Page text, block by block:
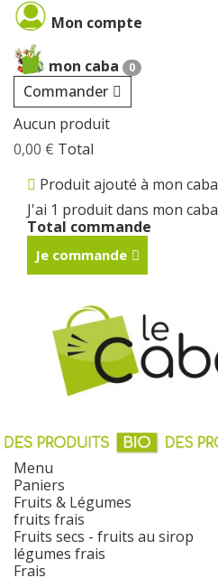
Mon compte
mon caba 0
Commander
Aucun produit
0,00 € Total
Produit ajouté à mon caba
J'ai 1 produit dans mon caba
Total commande
Je commande
Menu
Paniers
Fruits & Légumes
fruits frais
Fruits secs - fruits au sirop
légumes frais
Frais